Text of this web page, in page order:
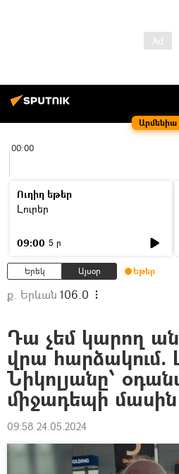
Արմենիա
00:00
Ուղիղ եթեր
Լուրեր
09:00 5 ր
Երեկ Այսօր Եթեր
ք. Երևան 106.0
Դա չեմ կարող
վրա հարձակում.
Նիկոլյանը՝
միջադեպի մասին
09:58 24.05.2024